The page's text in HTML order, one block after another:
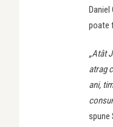
Daniel
poate
„Atât
atrag
ani,
spune